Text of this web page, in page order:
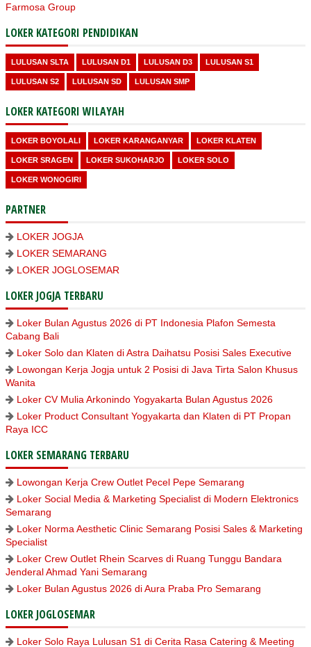
Farmosa Group
LOKER KATEGORI PENDIDIKAN
LULUSAN SLTA LULUSAN D1 LULUSAN D3 LULUSAN S1
LULUSAN S2 LULUSAN SD LULUSAN SMP
LOKER KATEGORI WILAYAH
LOKER BOYOLALI LOKER KARANGANYAR LOKER KLATEN
LOKER SRAGEN LOKER SUKOHARJO LOKER SOLO
LOKER WONOGIRI
PARTNER
LOKER JOGJA
LOKER SEMARANG
LOKER JOGLOSEMAR
LOKER JOGJA TERBARU
Loker Bulan Agustus 2026 di PT Indonesia Plafon Semesta
Cabang Bali
Loker Solo dan Klaten di Astra Daihatsu Posisi Sales Executive
Lowongan Kerja Jogja untuk 2 Posisi di Java Tirta Salon Khusus
Wanita
Loker CV Mulia Arkonindo Yogyakarta Bulan Agustus 2026
Loker Product Consultant Yogyakarta dan Klaten di PT Propan
Raya ICC
LOKER SEMARANG TERBARU
Lowongan Kerja Crew Outlet Pecel Pepe Semarang
Loker Social Media & Marketing Specialist di Modern Elektronics
Semarang
Loker Norma Aesthetic Clinic Semarang Posisi Sales & Marketing
Specialist
Loker Crew Outlet Rhein Scarves di Ruang Tunggu Bandara
Jenderal Ahmad Yani Semarang
Loker Bulan Agustus 2026 di Aura Praba Pro Semarang
LOKER JOGLOSEMAR
Loker Solo Raya Lulusan S1 di Cerita Rasa Catering & Meeting